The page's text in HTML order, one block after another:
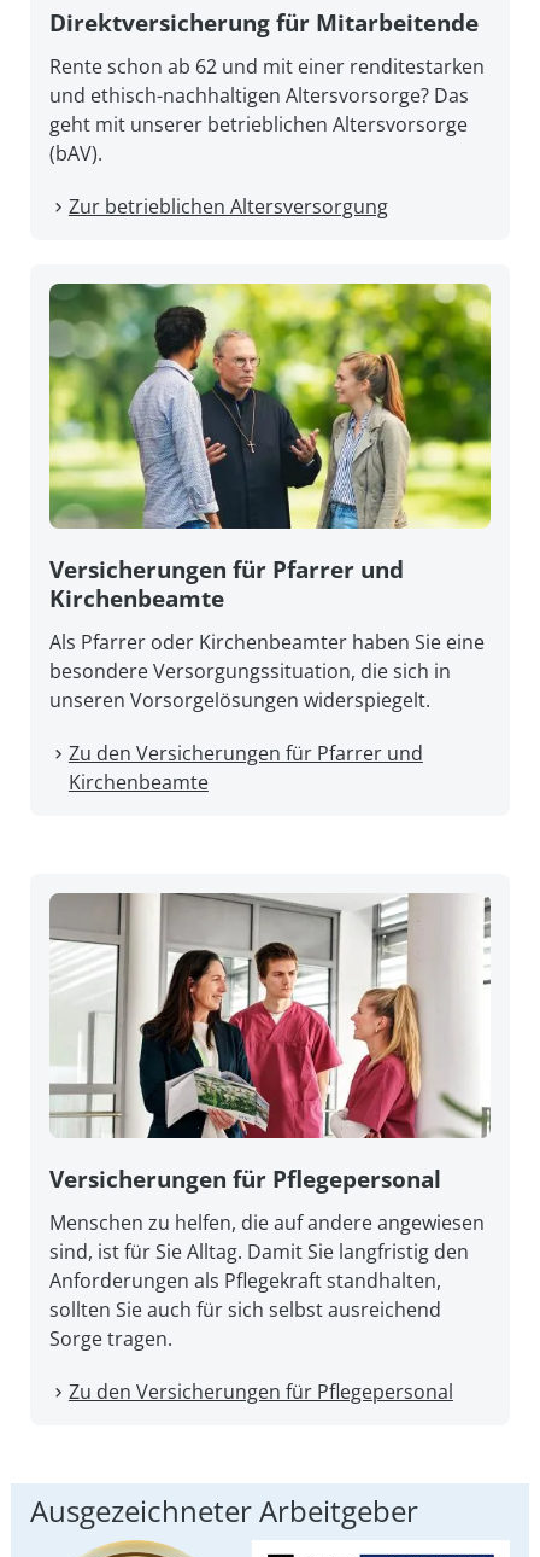
Direkt­versicherung für Mitarbeitende
Rente schon ab 62 und mit einer renditestarken
und ethisch-nachhaltigen Altersvorsorge? Das
geht mit unserer betrieblichen Altersvorsorge
(bAV).
Zur betrieblichen Altersversorgung
Versicherungen für Pfarrer und
Kirchenbeamte
Als Pfarrer oder Kirchenbeamter haben Sie eine
besondere Versorgungssituation, die sich in
unseren Vorsorgelösungen widerspiegelt.
Zu den Versicherungen für Pfarrer und
Kirchenbeamte
Versicherungen für Pflegepersonal
Menschen zu helfen, die auf andere angewiesen
sind, ist für Sie Alltag. Damit Sie lang­fristig den
An­forderungen als Pflege­kraft stand­halten,
sollten Sie auch für sich selbst aus­reichend
Sorge tragen.
Zu den Versicherungen für Pflegepersonal
Ausgezeichneter Arbeitgeber